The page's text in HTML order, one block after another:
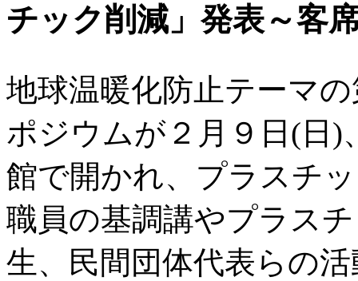
チック削減」発表～客
地球温暖化防止テーマ
ポジウムが２月９日(日)
館で開かれ、プラスチ
職員の基調講やプラス
生、民間団体代表らの